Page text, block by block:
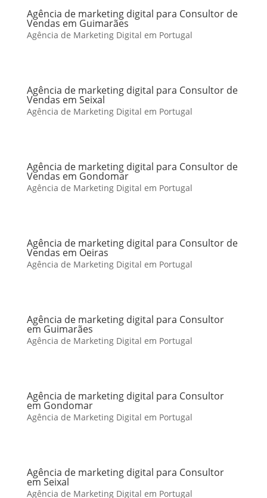
Agência de marketing digital para Consultor de
Vendas em Guimarães
Agência de Marketing Digital em Portugal
Agência de marketing digital para Consultor de
Vendas em Seixal
Agência de Marketing Digital em Portugal
Agência de marketing digital para Consultor de
Vendas em Gondomar
Agência de Marketing Digital em Portugal
Agência de marketing digital para Consultor de
Vendas em Oeiras
Agência de Marketing Digital em Portugal
Agência de marketing digital para Consultor
em Guimarães
Agência de Marketing Digital em Portugal
Agência de marketing digital para Consultor
em Gondomar
Agência de Marketing Digital em Portugal
Agência de marketing digital para Consultor
em Seixal
Agência de Marketing Digital em Portugal